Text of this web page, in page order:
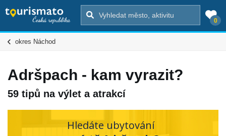
0
okres Náchod
Adršpach - kam vyrazit?
59 tipů na výlet a atrakcí
Hledáte ubytování